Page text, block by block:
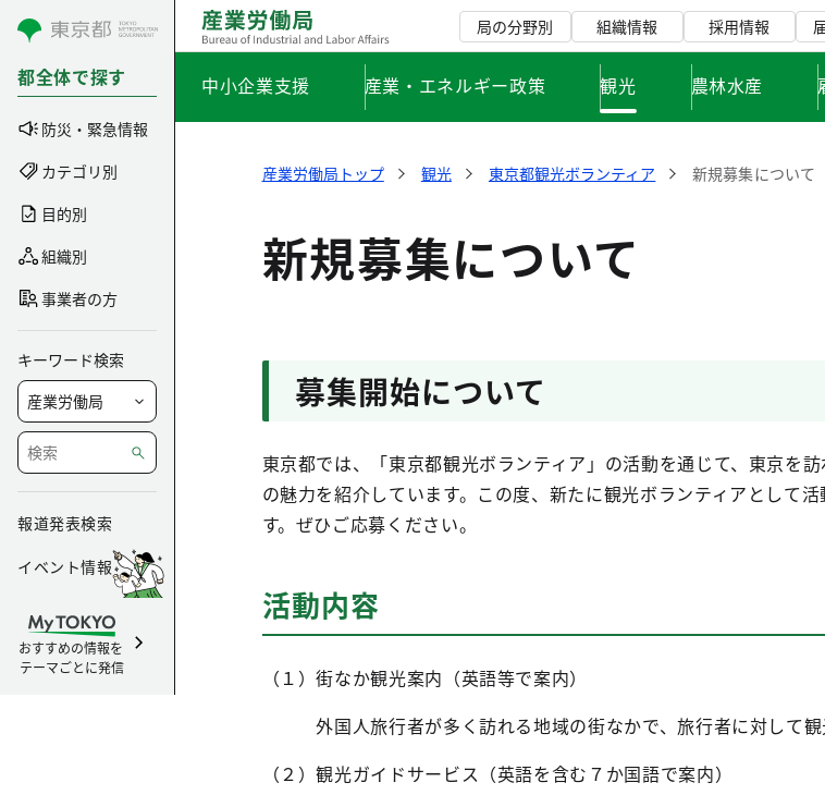
コンテンツにスキップ
都全体で探す
防災・緊急情報
カテゴリ別
目的別
組織別
事業者の方
キーワード検索
報道発表検索
イベント情報
おすすめの情報を
テーマごとに発信
局の分野別 組織情報 採用情報
中小企業支援 産業・エネルギー政策 観光 農林水産
産業労働局トップ 観光 東京都観光ボランティア 新規募集について
新規募集について
募集開始について
東京都では、「東京都観光ボランティア」の活動を通じて、東京を
の魅力を紹介しています。この度、新たに観光ボランティアとして
す。ぜひご応募ください。
活動内容
（１）街なか観光案内（英語等で案内）
外国人旅行者が多く訪れる地域の街なかで、旅行者に対して観
（２）観光ガイドサービス（英語を含む７か国語で案内）